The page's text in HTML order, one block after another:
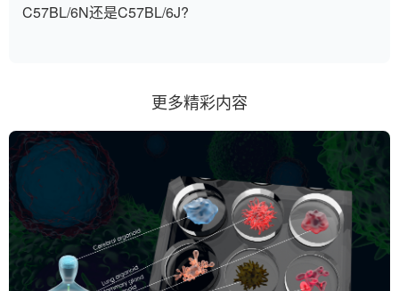
C57BL/6N还是C57BL/6J?
更多精彩内容